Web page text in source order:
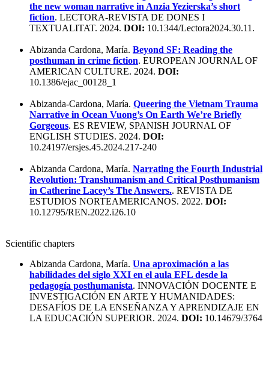
the new woman narrative in Anzia Yezierska’s short
fiction. LECTORA-REVISTA DE DONES I
TEXTUALITAT. 2024. DOI: 10.1344/Lectora2024.30.11.
Abizanda Cardona, María. Beyond SF: Reading the
posthuman in crime fiction. EUROPEAN JOURNAL OF
AMERICAN CULTURE. 2024. DOI:
10.1386/ejac_00128_1
Abizanda-Cardona, María. Queering the Vietnam Trauma
Narrative in Ocean Vuong’s On Earth We’re Briefly
Gorgeous. ES REVIEW, SPANISH JOURNAL OF
ENGLISH STUDIES. 2024. DOI:
10.24197/ersjes.45.2024.217-240
Abizanda Cardona, María. Narrating the Fourth Industrial
Revolution: Transhumanism and Critical Posthumanism
in Catherine Lacey’s The Answers.. REVISTA DE
ESTUDIOS NORTEAMERICANOS. 2022. DOI:
10.12795/REN.2022.i26.10
Scientific chapters
Abizanda Cardona, María. Una aproximación a las
habilidades del siglo XXI en el aula EFL desde la
pedagogía posthumanista. INNOVACIÓN DOCENTE E
INVESTIGACIÓN EN ARTE Y HUMANIDADES:
DESAFÍOS DE LA ENSEÑANZA Y APRENDIZAJE EN
LA EDUCACIÓN SUPERIOR. 2024. DOI: 10.14679/3764